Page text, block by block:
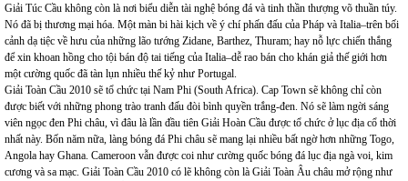
Giải Túc Cầu không còn là nơi biểu diễn tài nghệ bóng đá và tinh thần thượng võ thuần túy.
Nó đã bị thương mại hóa. Một màn bi hài kịch về ý chí phấn đấu của Pháp và Italia–trên bối
cảnh dạ tiệc về hưu của những lão tướng Zidane, Barthez, Thuram; hay nỗ lực chiến thắng
để xin khoan hồng cho tội bán độ tai tiếng của Italia–dễ rao bán cho khán giả thế giới hơn
một cường quốc đã tàn lụn nhiều thế kỷ như Portugal.
Giải Toàn Cầu 2010 sẽ tổ chức tại Nam Phi (South Africa). Cap Town sẽ không chỉ còn
được biết với những phong trào tranh đấu đòi bình quyền trắng-đen. Nó sẽ làm ngời sáng
viên ngọc đen Phi châu, vì đâu là lần đầu tiên Giải Hoàn Cầu được tổ chức ở lục địa cổ thời
nhất này. Bốn năm nữa, làng bóng đá Phi châu sẽ mang lại nhiều bất ngờ hơn những Togo,
Angola hay Ghana. Cameroon vẫn được coi như cường quốc bóng đá lục địa ngà voi, kim
cương và sa mạc. Giải Toàn Cầu 2010 có lẽ không còn là Giải Toàn Âu châu mở rộng như